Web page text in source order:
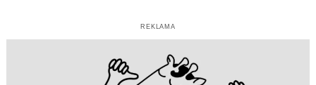
REKLAMA